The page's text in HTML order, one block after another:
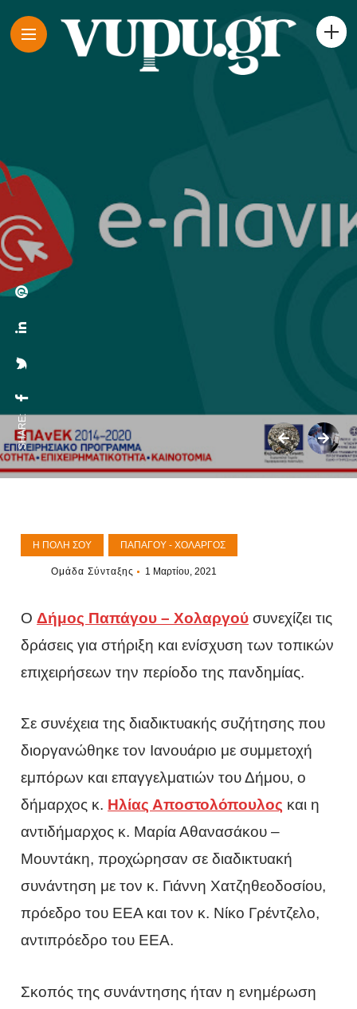
SHARE:
Η ΠΌΛΗ ΣΟΥ ΠΑΠΆΓΟΥ - ΧΟΛΑΡΓΌΣ
Ομάδα Σύνταξης 1 Μαρτίου, 2021
ΟΔήμος Παπάγου – Χολαργού συνεχίζει τις
δράσεις για στήριξη και ενίσχυση των τοπικών
επιχειρήσεων την περίοδο της πανδημίας.
Σε συνέχεια της διαδικτυακής συζήτησης που
διοργανώθηκε τον Ιανουάριο με συμμετοχή
εμπόρων και επαγγελματιών του Δήμου, ο
δήμαρχος κ. Ηλίας Αποστολόπουλος και η
αντιδήμαρχος κ. Μαρία Αθανασάκου –
Μουντάκη, προχώρησαν σε διαδικτυακή
συνάντηση με τον κ. Γιάννη Χατζηθεοδοσίου,
πρόεδρο του ΕΕΑ και τον κ. Νίκο Γρέντζελο,
αντιπρόεδρο του ΕΕΑ.
Σκοπός της συνάντησης ήταν η ενημέρωση